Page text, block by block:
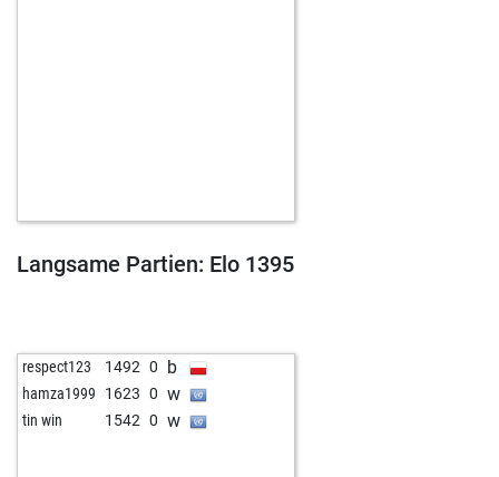
Langsame Partien: Elo 1395
respect123 1492 0 b
hamza1999 1623 0 w
tin win 1542 0 w